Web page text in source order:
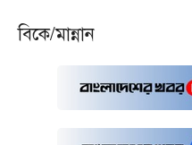
বিকে/মান্নান